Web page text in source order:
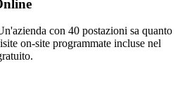
con 40 postazioni sa quanto
on-site programmate incluse nel